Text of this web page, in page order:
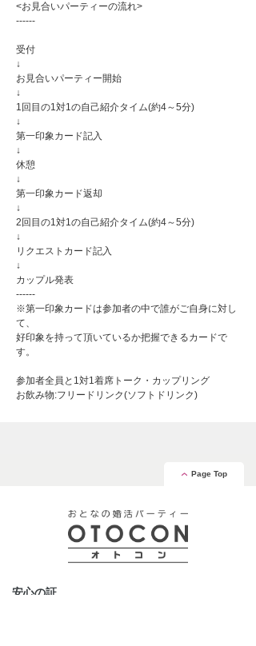
<お見合いパーティーの流れ>
------
受付
↓
お見合いパーティー開始
↓
1回目の1対1の自己紹介タイム(約4～5分)
↓
第一印象カード記入
↓
休憩
↓
第一印象カード返却
↓
2回目の1対1の自己紹介タイム(約4～5分)
↓
リクエストカード記入
↓
カップル発表
------
※第一印象カードは参加者の中で誰がご自身に対し
て、
好印象を持って頂いているか把握できるカードで
す。
参加者全員と1対1着席トーク・カップリング
お飲み物:フリードリンク(ソフトドリンク)
Page Top
安心の証